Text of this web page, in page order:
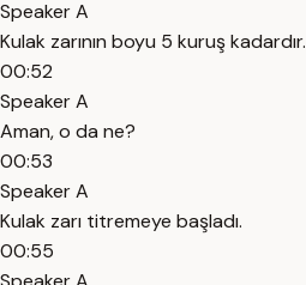
Speaker A
Kulak zarının boyu 5 kuruş kadardır.
00:52
Speaker A
Aman, o da ne?
00:53
Speaker A
Kulak zarı titremeye başladı.
00:55